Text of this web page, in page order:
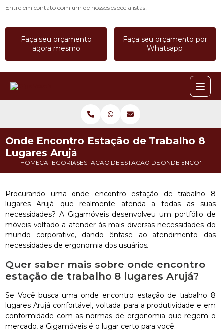
Entre em contato com um de nossos especialistas!
Faça seu orçamento
agora mesmo
Faça seu orçamento por
Whatsapp
HOMECATEGORIASESTACAO DE TRABALHOESTACAO DE TRABALHO CALL
ONDE ENCONTRO
Onde Encontro Estação de Trabalho 8
Lugares Arujá
Procurando uma onde encontro estação de trabalho 8
lugares Arujá que realmente atenda a todas as suas
necessidades? A Gigamóveis desenvolveu um portfólio de
móveis voltado a atender ás mais diversas necessidades do
mundo corporativo, dando ênfase ao atendimento das
necessidades de ergonomia dos usuários.
Quer saber mais sobre onde encontro
estação de trabalho 8 lugares Arujá?
Se Você busca uma onde encontro estação de trabalho 8
lugares Arujá confortável, voltada para a produtividade e em
conformidade com as normas de ergonomia que regem o
mercado, a Gigamóveis é o lugar certo para você.